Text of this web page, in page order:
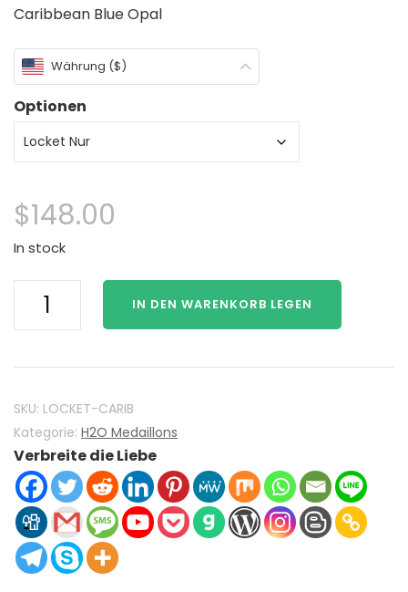
durch
$198.00
Caribbean Blue Opal
Währung ($)
Optionen
$148.00
In stock
Plötzlich
Mako
H2O
Locket
925
Sterling
Silber
mit
Caribbean
Blue
IN DEN WARENKORB LEGEN
SKU: LOCKET-CARIB
Kategorie: H2O Medaillons
Verbreite die Liebe